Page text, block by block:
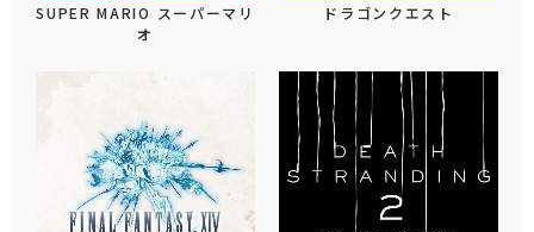
SUPER MARIO スーパーマリ
オ
ドラゴンクエスト